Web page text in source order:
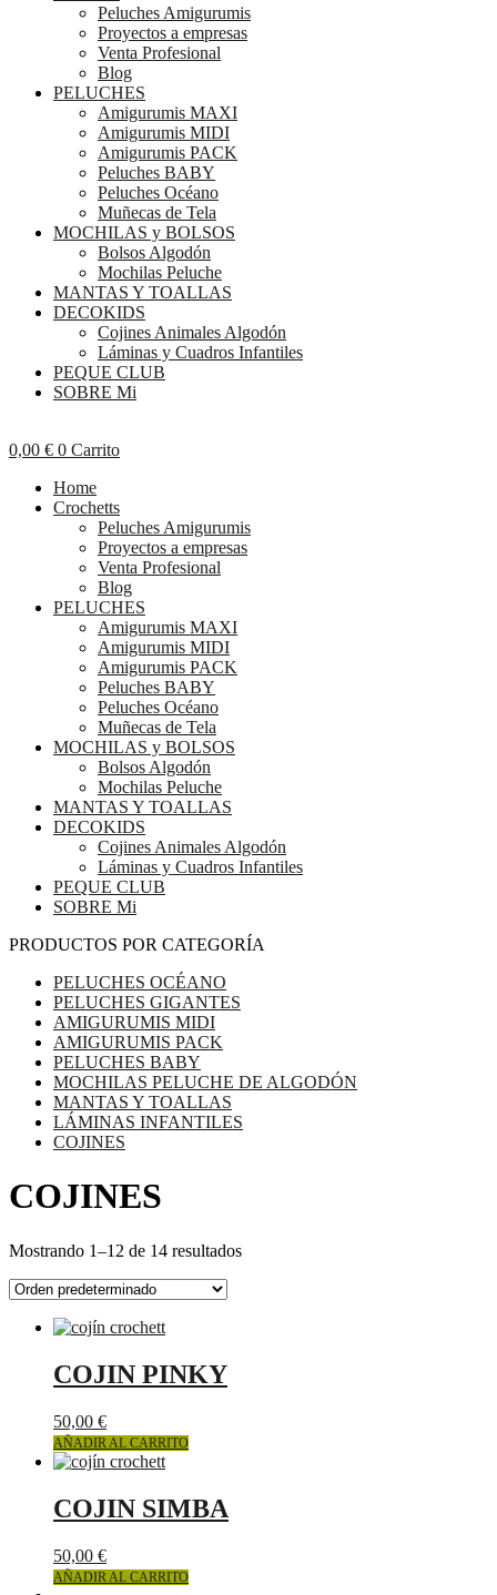
Peluches Amigurumis
Proyectos a empresas
Venta Profesional
Blog
PELUCHES
Amigurumis MAXI
Amigurumis MIDI
Amigurumis PACK
Peluches BABY
Peluches Océano
Muñecas de Tela
MOCHILAS y BOLSOS
Bolsos Algodón
Mochilas Peluche
MANTAS Y TOALLAS
DECOKIDS
Cojines Animales Algodón
Láminas y Cuadros Infantiles
PEQUE CLUB
SOBRE Mi
0,00 € 0 Carrito
Home
Crochetts
Peluches Amigurumis
Proyectos a empresas
Venta Profesional
Blog
PELUCHES
Amigurumis MAXI
Amigurumis MIDI
Amigurumis PACK
Peluches BABY
Peluches Océano
Muñecas de Tela
MOCHILAS y BOLSOS
Bolsos Algodón
Mochilas Peluche
MANTAS Y TOALLAS
DECOKIDS
Cojines Animales Algodón
Láminas y Cuadros Infantiles
PEQUE CLUB
SOBRE Mi
PRODUCTOS POR CATEGORÍA
PELUCHES OCÉANO
PELUCHES GIGANTES
AMIGURUMIS MIDI
AMIGURUMIS PACK
PELUCHES BABY
MOCHILAS PELUCHE DE ALGODÓN
MANTAS Y TOALLAS
LÁMINAS INFANTILES
COJINES
COJINES
Mostrando 1–12 de 14 resultados
COJIN PINKY
50,00 €
AÑADIR AL CARRITO
COJIN SIMBA
50,00 €
AÑADIR AL CARRITO